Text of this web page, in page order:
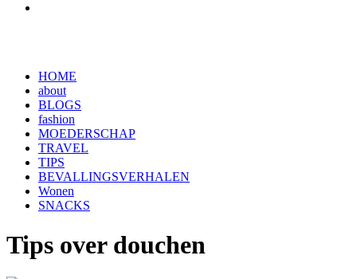
HOME
about
BLOGS
fashion
MOEDERSCHAP
TRAVEL
TIPS
BEVALLINGSVERHALEN
Wonen
SNACKS
Tips over douchen